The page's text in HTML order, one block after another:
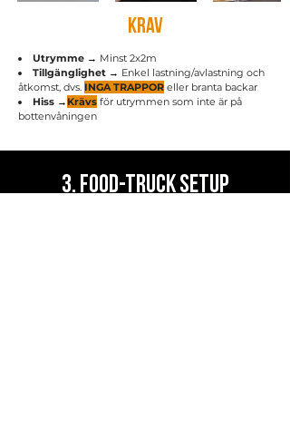
krav
Utrymme → Minst 2x2m
Tillgänglighet → Enkel lastning/avlastning och
åtkomst, dvs. INGA TRAPPOR eller branta backar
Hiss → Krävs för utrymmen som inte är på
bottenvåningen
3. Food-truck setup